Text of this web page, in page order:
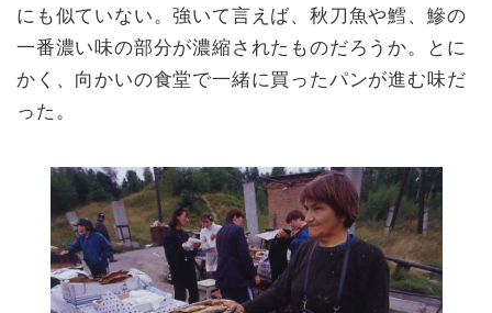
にも似ていない。強いて言えば、秋刀魚や鱈、鰺の
一番濃い味の部分が濃縮されたものだろうか。とに
かく、向かいの食堂で一緒に買ったパンが進む味だ
った。